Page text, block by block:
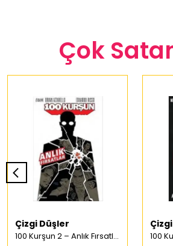
Çok
Çizgi Düşler
100 Kurşun 2 – Anlık Fırsatlar Türkçe Çizgi Roman